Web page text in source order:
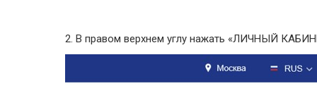
2. В правом верхнем углу нажать «ЛИЧНЫЙ